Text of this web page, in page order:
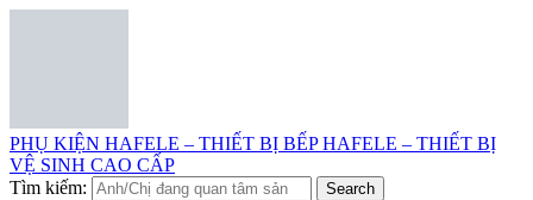
PHỤ KIỆN HAFELE – THIẾT BỊ BẾP HAFELE – THIẾT BỊ
VỆ SINH CAO CẤP
Tìm kiếm:
Search